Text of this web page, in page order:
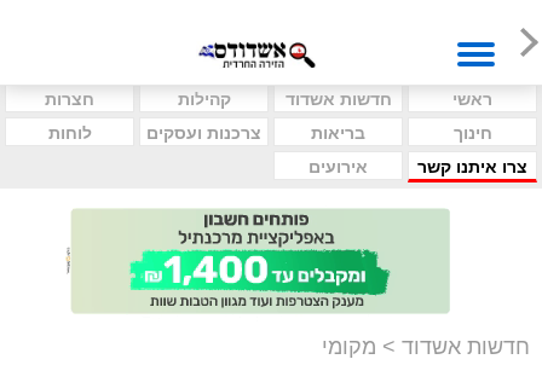
ראשי חדשות אשדוד קהילות
חצרות
חינוך
בריאות צרכנות ועסקים
לוחות
צרו איתנו קשר
אירועים
חדשות אשדוד > מקומי